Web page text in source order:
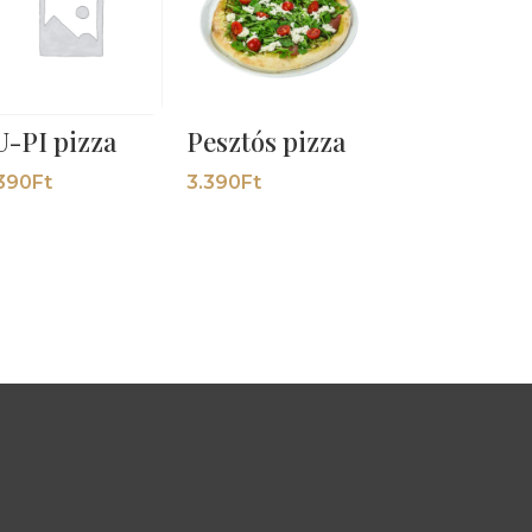
PI pizza
Ft
Pesztós pizza
3.390 Ft